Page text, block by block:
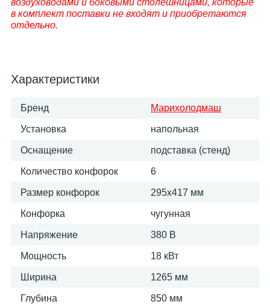
воздуховодами и боковыми столешницами, которые
в комплект поставки не входят и приобретаются
отдельно.
Характеристики
Бренд Марихолодмаш
Установка напольная
Оснащение подставка (стенд)
Количество конфорок 6
Размер конфорок 295х417 мм
Конфорка чугунная
Напряжение 380 В
Мощность 18 кВт
Ширина 1265 мм
Глубина 850 мм